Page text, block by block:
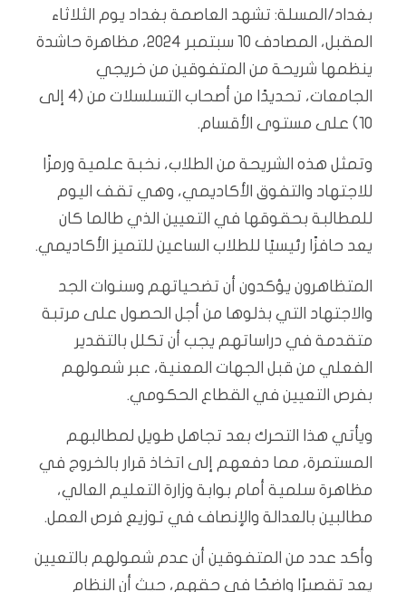
بغداد/المسلة: تشهد العاصمة بغداد يوم الثلاثاء
المقبل، المصادف 10 سبتمبر 2024، مظاهرة حاشدة
ينظمها شريحة من المتفوقين من خريجي
الجامعات، تحديدًا من أصحاب التسلسلات من (4 إلى
10) على مستوى الأقسام.
وتمثل هذه الشريحة من الطلاب، نخبة علمية ورمزًا
للاجتهاد والتفوق الأكاديمي، وهي تقف اليوم
للمطالبة بحقوقها في التعيين الذي طالما كان
يعد حافزًا رئيسيًا للطلاب الساعين للتميز الأكاديمي.
المتظاهرون يؤكدون أن تضحياتهم وسنوات الجد
والاجتهاد التي بذلوها من أجل الحصول على مرتبة
متقدمة في دراساتهم يجب أن تكلل بالتقدير
الفعلي من قبل الجهات المعنية، عبر شمولهم
بفرص التعيين في القطاع الحكومي.
ويأتي هذا التحرك بعد تجاهل طويل لمطالبهم
المستمرة، مما دفعهم إلى اتخاذ قرار بالخروج في
مظاهرة سلمية أمام بوابة وزارة التعليم العالي،
مطالبين بالعدالة والإنصاف في توزيع فرص العمل.
وأكد عدد من المتفوقين أن عدم شمولهم بالتعيين
يعد تقصيرًا واضحًا في حقهم، حيث أن النظام